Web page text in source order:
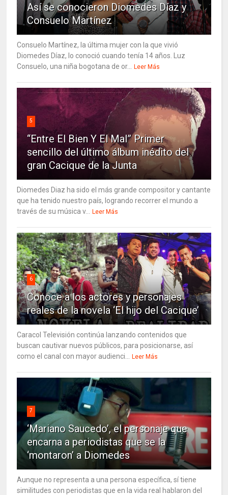
Así se conocieron Diomedes Díaz y
Consuelo Martínez
Consuelo Martínez, la última mujer con la que vivió
Diomedes Díaz, lo conoció cuando tenía 14 años. Luz
Consuelo, una niña bogotana de or...
Leer Más
5
“Entre El Bien Y El Mal” Primer
sencillo del último álbum inédito del
gran Cacique de la Junta
Diomedes Diaz ha sido el más grande compositor y cantante
que ha tenido nuestro país, logrando recorrer el mundo a
través de su música v...
Leer Más
6
Conoce a los actores y personajes
reales de la novela ‘El hijo del Cacique’
Caracol Televisión continúa lanzando contenidos que
buscan cautivar nuevos públicos, para posicionarse, así
como el canal con mayor audienci...
Leer Más
7
‘Mariano Saucedo’, el personaje que
encarna a periodistas que se la
‘montaron’ a Diomedes
Aunque no representa a una persona específica, sí tiene
similitudes con periodistas que en la vida real hablaron del